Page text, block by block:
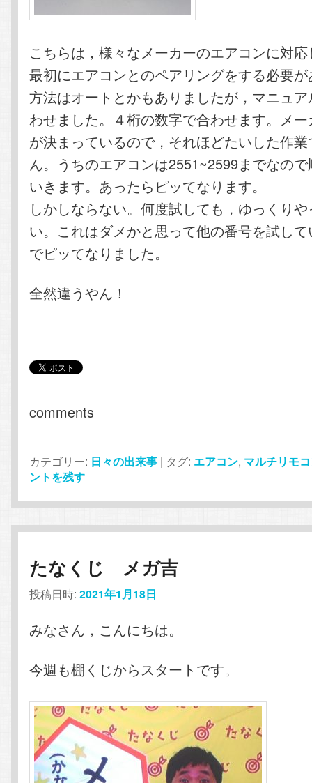
こちらは，様々なメーカーのエアコンに対
最初にエアコンとのペアリングをする必要
方法はオートとかもありましたが，マニュ
わせました。４桁の数字で合わせます。メ
が決まっているので，それほどたいした作
ん。うちのエアコンは2551~2599までなの
いきます。あったらピッてなります。
しかしならない。何度試しても，ゆっくり
い。これはダメかと思って他の番号を試し
でピッてなりました。
全然違うやん！
comments
カテゴリー: 日々の出来事 | タグ: エアコン, マルチリモ
ントを残す
たなくじ メガ吉
投稿日時:2021年1月18日
みなさん，こんにちは。
今週も棚くじからスタートです。